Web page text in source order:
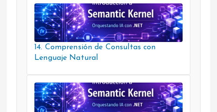
14. Comprensión de Consultas con
Lenguaje Natural